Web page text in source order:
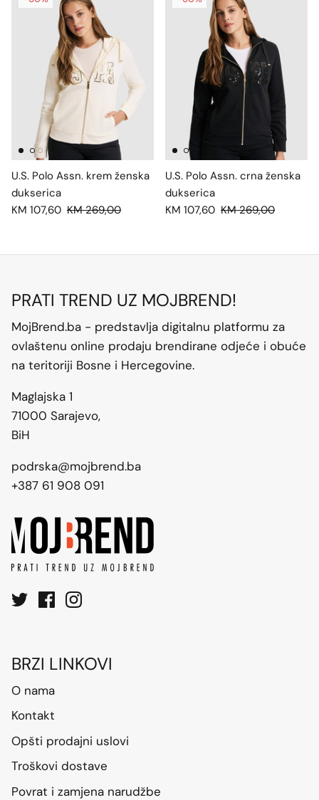
U.S. Polo Assn. krem ženska
dukserica
KM 107,60 KM 269,00
U.S. Polo Assn. crna ženska
dukserica
KM 107,60 KM 269,00
PRATI TREND UZ MOJBREND!
MojBrend.ba - predstavlja digitalnu platformu za
ovlaštenu online prodaju brendirane odjeće i obuće
na teritoriji Bosne i Hercegovine.
Maglajska 1
71000 Sarajevo,
BiH
podrska@mojbrend.ba
+387 61 908 091
BRZI LINKOVI
O nama
Kontakt
Opšti prodajni uslovi
Troškovi dostave
Povrat i zamjena narudžbe